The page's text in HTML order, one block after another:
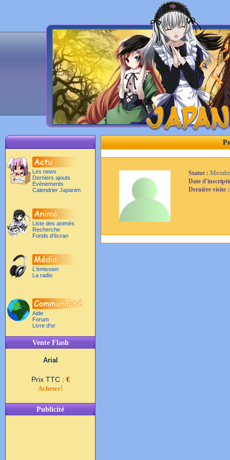
Les news
Derniers ajouts
Evènements
Calendrier Japanim
Liste des animés
Recherche
Fonds d'écran
L'émission
La radio
Aide
Forum
Livre d'or
Vente Flash
Arial
Prix TTC : €
Acheter!
Publicité
Statut :
Date
Dernière visite